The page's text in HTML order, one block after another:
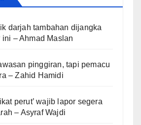
darjah tambahan dijangka
– Ahmad Maslan
pinggiran, tapi pemacu
– Zahid Hamidi
perut’ wajib lapor segera
– Asyraf Wajdi